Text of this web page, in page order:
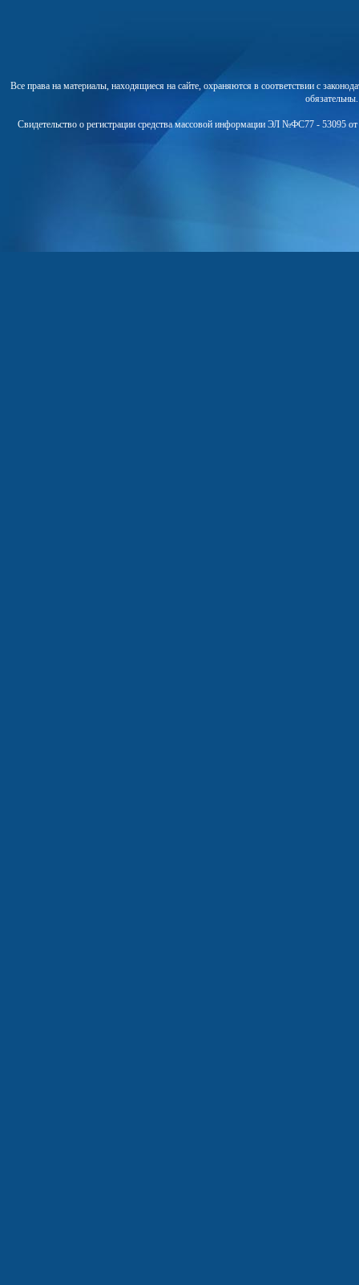
Все права на материалы, находящиеся на сайте, охраняются в соответствии с
Свидетельство о регистрации средства массовой информации ЭЛ №ФС77 - 53095